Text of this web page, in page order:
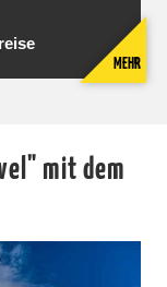
MEHR
mit dem